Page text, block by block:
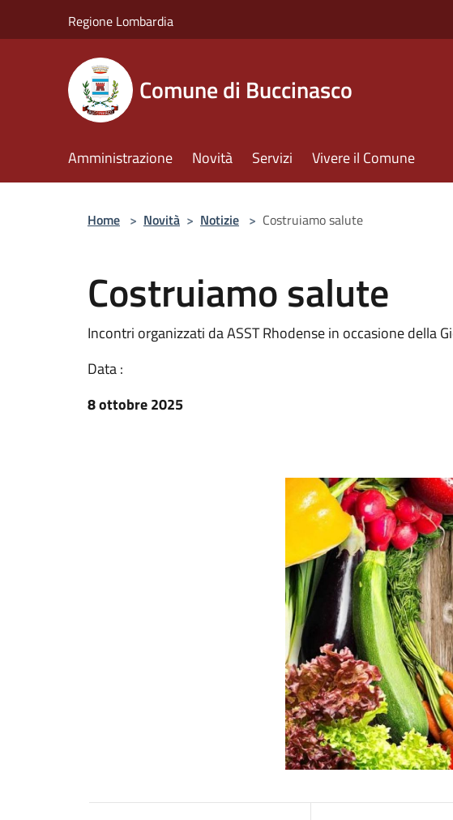
Regione Lombardia
Comune di Buccinasco
Amministrazione Novità Servizi Vivere il Comune
Home > Novità > Notizie > Costruiamo salute
Costruiamo salute
Incontri organizzati da ASST Rhodense in occasione della
Data :
8 ottobre 2025